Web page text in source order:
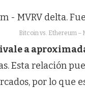
Bitcoin vs. Ethereum –
a
Esta relación
por lo que